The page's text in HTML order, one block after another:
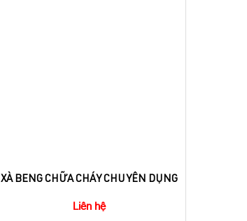
XÀ BENG CHỮA CHÁY CHUYÊN DỤNG
Liên hệ